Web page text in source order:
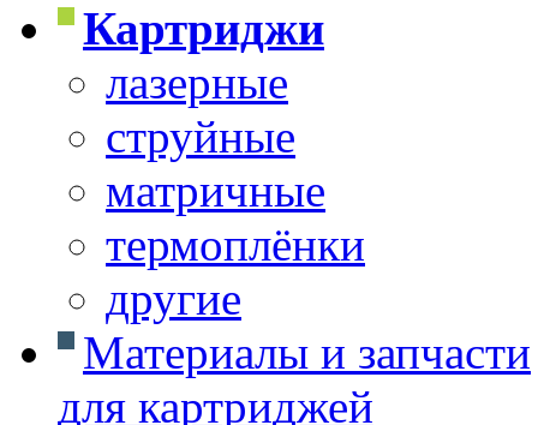
Картриджи
лазерные
струйные
матричные
термоплёнки
другие
Материалы и запчасти
для картриджей